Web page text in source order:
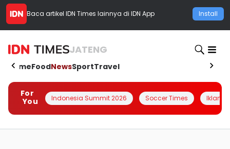
Baca artikel IDN Times lainnya di IDN App Install
JATENG
HomeFoodNewsSportTravel
For
You
Indonesia Summit 2026 Soccer Times Iklanin